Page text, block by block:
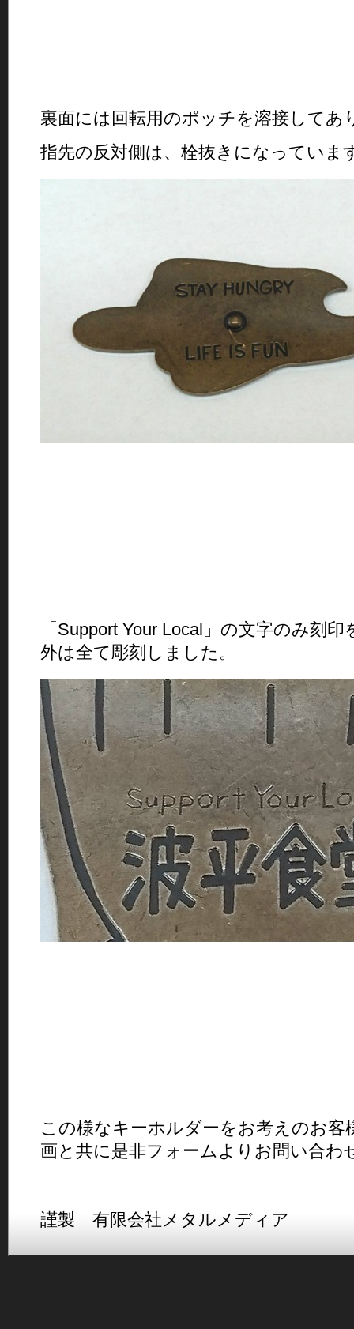
裏面には回転用のポッチを溶接してあ
指先の反対側は、栓抜きになっていま
「Support Your Local」の文字のみ刻
外は全て彫刻しました。
この様なキーホルダーをお考えのお客
画と共に是非フォームよりお問い合わ
謹製 有限会社メタルメディア